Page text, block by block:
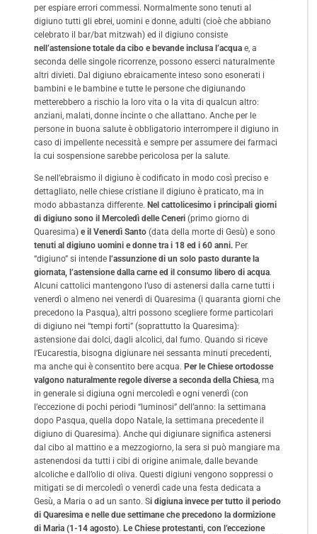
per espiare errori commessi. Normalmente sono tenuti al
digiuno tutti gli ebrei, uomini e donne, adulti (cioè che abbiano
celebrato il bar/bat mitzwah) ed il digiuno consiste
nell’astensione totale da cibo e bevande inclusa l’acqua e, a
seconda delle singole ricorrenze, possono esserci naturalmente
altri divieti. Dal digiuno ebraicamente inteso sono esonerati i
bambini e le bambine e tutte le persone che digiunando
metterebbero a rischio la loro vita o la vita di qualcun altro:
anziani, malati, donne incinte o che allattano. Anche per le
persone in buona salute è obbligatorio interrompere il digiuno in
caso di impellente necessità e sempre per assumere dei farmaci
la cui sospensione sarebbe pericolosa per la salute.
Se nell’ebraismo il digiuno è codificato in modo così preciso e
dettagliato, nelle chiese cristiane il digiuno è praticato, ma in
modo abbastanza differente. Nel cattolicesimo i principali giorni
di digiuno sono il Mercoledì delle Ceneri (primo giorno di
Quaresima) e il Venerdì Santo (data della morte di Gesù) e sono
tenuti al digiuno uomini e donne tra i 18 ed i 60 anni. Per
“digiuno” si intende l’assunzione di un solo pasto durante la
giornata, l’astensione dalla carne ed il consumo libero di acqua.
Alcuni cattolici mantengono l’uso di astenersi dalla carne tutti i
venerdì o almeno nei venerdì di Quaresima (i quaranta giorni che
precedono la Pasqua), altri possono scegliere forme particolari
di digiuno nei “tempi forti” (soprattutto la Quaresima):
astensione dai dolci, dagli alcolici, dal fumo. Quando si riceve
l’Eucarestia, bisogna digiunare nei sessanta minuti precedenti,
ma anche qui è consentito bere acqua. Per le Chiese ortodosse
valgono naturalmente regole diverse a seconda della Chiesa , ma
in generale si digiuna ogni mercoledì e ogni venerdì (con
l’eccezione di pochi periodi “luminosi” dell’anno: la settimana
dopo Pasqua, quella dopo Natale, la settimana precedente il
digiuno di Quaresima). Anche qui digiunare significa astenersi
dal cibo al mattino e a mezzogiorno, la sera si può mangiare ma
astenendosi da tutti i cibi di origine animale, dalle bevande
alcoliche e dall’olio di oliva. Questi digiuni vengono soppressi o
mitigati se di mercoledì o venerdì cade una festa dedicata a
Gesù, a Maria o ad un santo. Si digiuna invece per tutto il periodo
di Quaresima e nelle due settimane che precedono la dormizione
di Maria (1-14 agosto). Le Chiese protestanti, con l’eccezione